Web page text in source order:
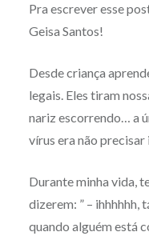
Pra escrever esse
Geisa Santos!
Desde criança
legais. Eles tiram
nariz escorrendo… a
vírus era não precisar
Durante minha vida,
dizerem: ” – ihhhhhh,
quando alguém está